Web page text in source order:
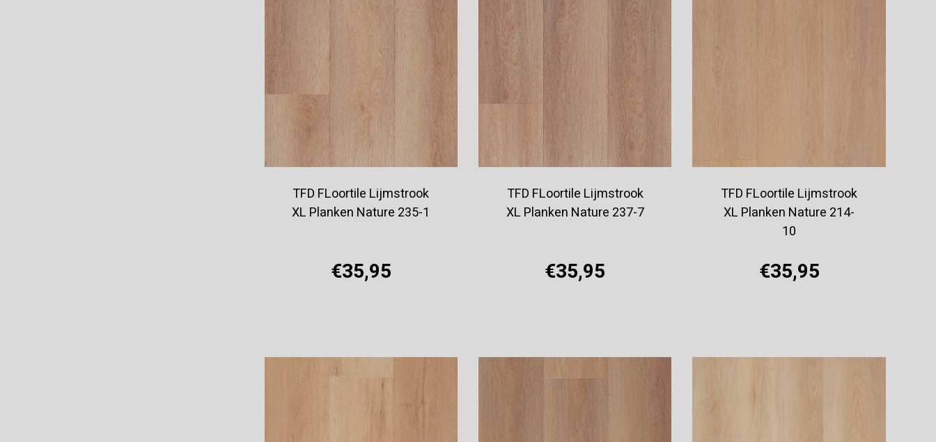
TFD FLoortile Lijmstrook
XL Planken Nature 235-1
€35,95
TFD FLoortile Lijmstrook
XL Planken Nature 237-7
€35,95
TFD FLoortile Lijmstrook
XL Planken Nature 214-
10
€35,95